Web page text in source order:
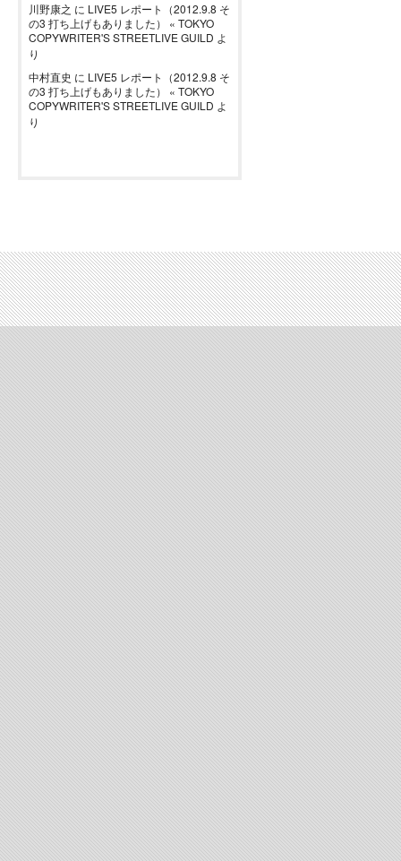
川野康之 に LIVE5 レポート（2012.9.8 そ
の3 打ち上げもありました） « TOKYO
COPYWRITER'S STREETLIVE GUILD よ
り
中村直史 に LIVE5 レポート（2012.9.8 そ
の3 打ち上げもありました） « TOKYO
COPYWRITER'S STREETLIVE GUILD よ
り